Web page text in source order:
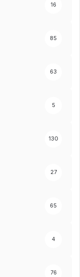
16
85
63
5
130
27
65
4
76